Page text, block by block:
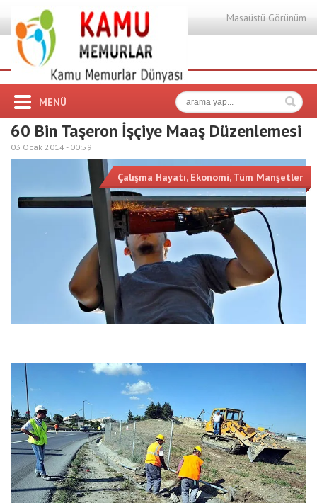
Masaüstü Görünüm
MENÜ
60 Bin Taşeron İşçiye Maaş Düzenlemesi
03 Ocak 2014 - 00:59
Çalışma Hayatı, Ekonomi,Tüm Manşetler